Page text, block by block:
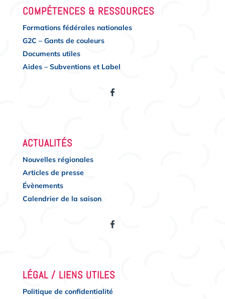
COMPÉTENCES & RESSOURCES
Formations fédérales nationales
G2C – Gants de couleurs
Documents utiles
Aides – Subventions et Label
ACTUALITÉS
Nouvelles régionales
Articles de presse
Évènements
Calendrier de la saison
LÉGAL / LIENS UTILES
Politique de confidentialité